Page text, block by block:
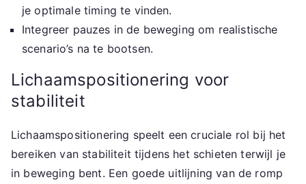
je optimale timing te vinden.
Integreer pauzes in de beweging om realistische
scenario’s na te bootsen.
Lichaamspositionering voor
stabiliteit
Lichaamspositionering speelt een cruciale rol bij het
bereiken van stabiliteit tijdens het schieten terwijl je
in beweging bent. Een goede uitlijning van de romp